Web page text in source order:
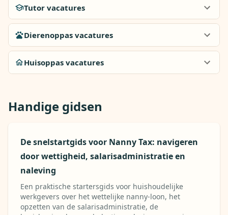
Tutor vacatures
Dierenoppas vacatures
Huisoppas vacatures
Handige gidsen
De snelstartgids voor Nanny Tax: navigeren
door wettigheid, salarisadministratie en
naleving
Een praktische startersgids voor huishoudelijke
werkgevers over het wettelijke nanny-loon, het
opzetten van de salarisadministratie, de